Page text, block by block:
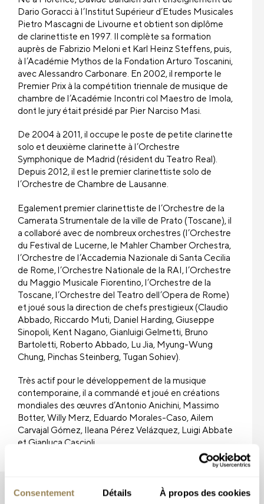
Consentement Détails À propos des cookies
Dario Goracci à l’Institut Supérieur d’Etudes Musicales
Pietro Mascagni de Livourne et obtient son diplôme
de clarinettiste en 1997. Il complète sa formation
auprès de Fabrizio Meloni et Karl Heinz Steffens, puis,
à l’Académie Mythos de la Fondation Arturo Toscanini,
avec Alessandro Carbonare. En 2002, il remporte le
Premier Prix à la compétition triennale de musique de
chambre de l’Académie Incontri col Maestro de Imola,
dont le jury était présidé par Pier Narciso Masi.
De 2004 à 2011, il occupe le poste de petite clarinette
solo et deuxième clarinette à l’Orchestre
Symphonique de Madrid (résident du Teatro Real).
Depuis 2012, il est le premier clarinettiste solo de
l’Orchestre de Chambre de Lausanne.
Egalement premier clarinettiste de l’Orchestre de la
Camerata Strumentale de la ville de Prato (Toscane), il
a collaboré avec de nombreux orchestres (l’Orchestre
du Festival de Lucerne, le Mahler Chamber Orchestra,
l’Orchestre de l’Accademia Nazionale di Santa Cecilia
de Rome, l’Orchestre Nationale de la RAI, l’Orchestre
du Maggio Musicale Fiorentino, l’Orchestre de la
Toscane, l’Orchestre del Teatro dell’Opera de Rome)
et joué sous la direction de chefs prestigieux (Claudio
Abbado, Riccardo Muti, Daniel Harding, Giuseppe
Sinopoli, Kent Nagano, Gianluigi Gelmetti, Bruno
Bartoletti, Roberto Abbado, Lu Jia, Myung-Wung
Chung, Pinchas Steinberg, Tugan Sohiev).
Très actif pour le développement de la musique
contemporaine, il a commandé et joué en créations
mondiales des œuvres d’Antonio Anichini, Massimo
Botter, Willy Merz, Eduardo Morales-Caso, Ailem
Carvajal Gómez, Ileana Pérez Velázquez, Luigi Abbate
et Gianluca Cascioli.